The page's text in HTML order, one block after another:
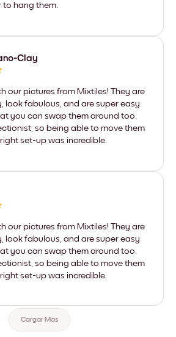
to hang them.
Clay
our pictures from Mixtiles! They are
look fabulous, and are super easy
you can swap them around too.
so being able to move them
set-up was incredible.
our pictures from Mixtiles! They are
look fabulous, and are super easy
you can swap them around too.
so being able to move them
set-up was incredible.
Cargar Más